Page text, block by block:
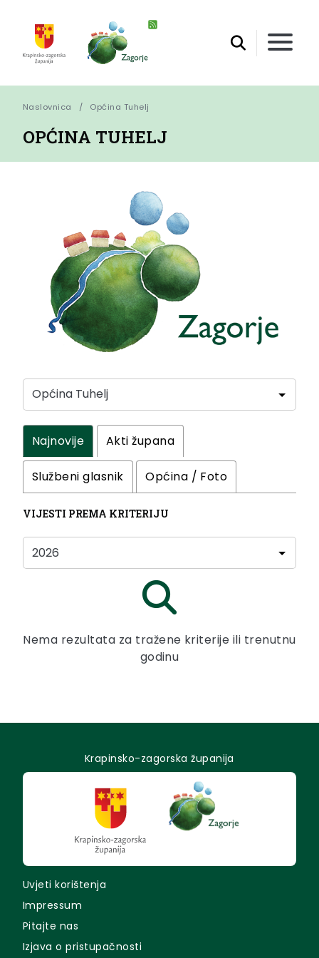
Naslovnica Općina Tuhelj
OPĆINA TUHELJ
Najnovije Akti župana
Službeni glasnik Općina / Foto
VIJESTI PREMA KRITERIJU
Nema rezultata za tražene kriterije ili trenutnu
godinu
Krapinsko-zagorska županija
Uvjeti korištenja
Impressum
Pitajte nas
Izjava o pristupačnosti